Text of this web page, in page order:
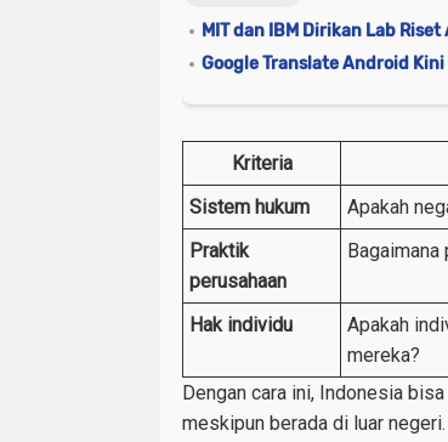
MIT dan IBM Dirikan Lab
Google Translate Android
Kriteria
Sistem hukum
Apakah
Praktik
perusahaan
Hak individu
Apakah
mereka?
Dengan cara ini, Indonesia
meskipun berada di luar negeri.